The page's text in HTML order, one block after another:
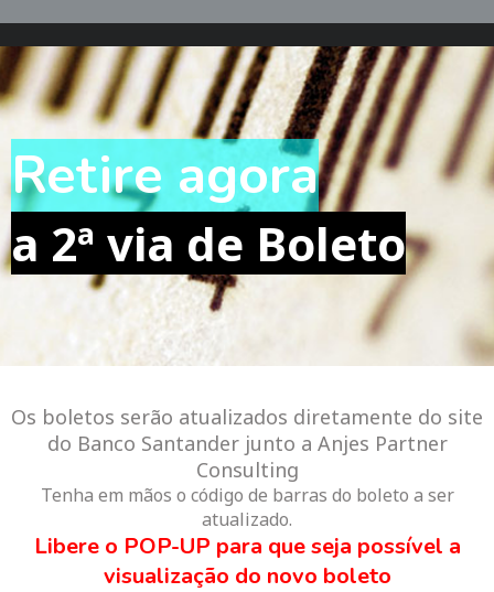
Retire agora
a 2ª via de Boleto
Os boletos serão atualizados diretamente do site
do Banco Santander junto a Anjes Partner
Consulting
Tenha em mãos o código de barras do boleto a ser
atualizado.
Libere o POP-UP para que seja possível a
visualização do novo boleto